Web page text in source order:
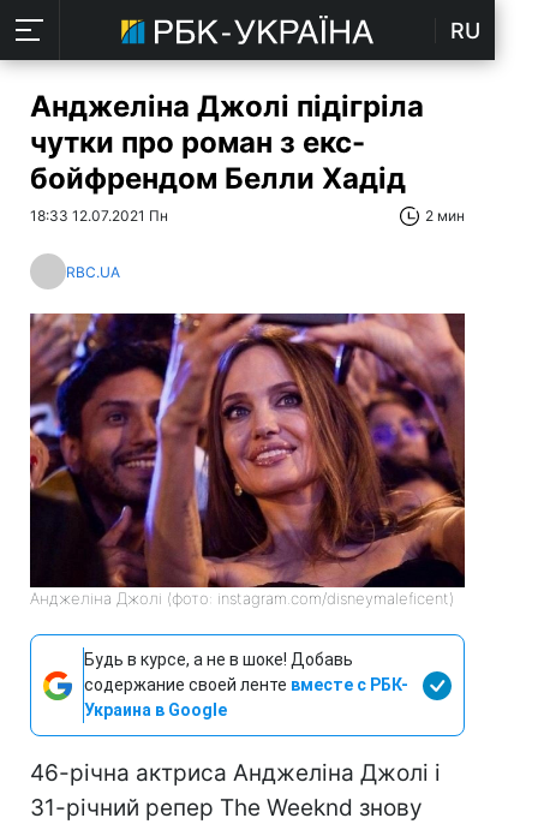
RU
Анджеліна Джолі підігріла
чутки про роман з екс-
бойфрендом Белли Хадід
18:33 12.07.2021 Пн 2 мин
RBC.UA
Анджеліна Джолі (фото: instagram.com/disneymaleficent)
Будь в курсе, а не в шоке! Добавь
содержание своей ленте вместе с РБК-
Украина в Google
46-річна актриса Анджеліна Джолі і
31-річний репер The Weeknd знову